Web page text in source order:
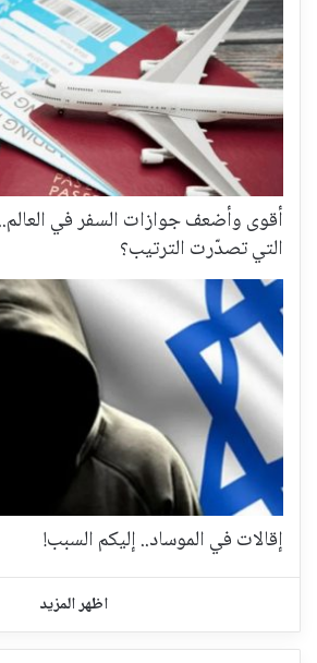
أقوى وأضعف جوازات السفر في
التي تصدّرت الترتيب؟
إقالات في الموساد.. إليكم السبب!
اظهر المزيد